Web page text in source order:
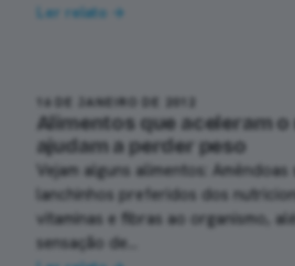
Ler relato →
16 DE JANEIRO DE 2012
Alimentos que aceleram
ajudam a perder peso
Vejam alguns alimentos: Amêndoas
lanchinhos preferidos dos
vitaminas e fibras ao organismo,
sensação de…